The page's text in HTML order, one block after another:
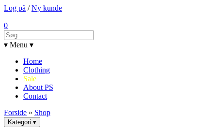
Log på /Ny kunde
0
▾ Menu ▾
Home
Clothing
Sale
About PS
Contact
Forside » Shop
Kategori ▾